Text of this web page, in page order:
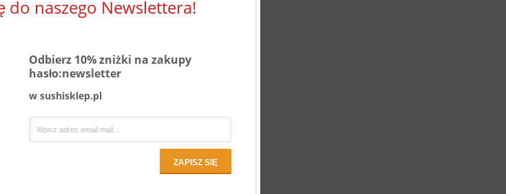
do naszego Newslettera!
Odbierz 10% zniżki na zakupy
hasło:newsletter
w sushisklep.pl